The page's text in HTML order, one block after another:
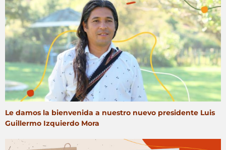
Le damos la bienvenida a nuestro nuevo presidente Luis
Guillermo Izquierdo Mora